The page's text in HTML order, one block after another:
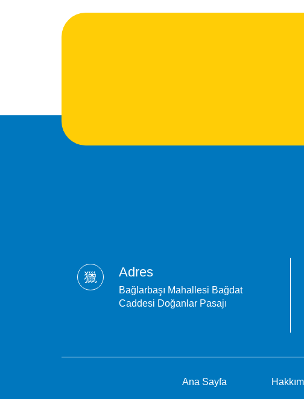
Adres
Bağlarbaşı Mahallesi Bağdat
Caddesi Doğanlar Pasajı
Ana Sayfa